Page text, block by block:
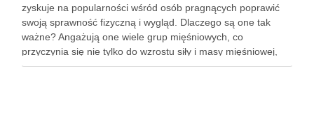
zyskuje na popularności wśród osób pragnących poprawić
swoją sprawność fizyczną i wygląd. Dlaczego są one tak
ważne? Angażują one wiele grup mięśniowych, co
przyczynia się nie tylko do wzrostu siły i masy mięśniowej,
ale także do poprawy postawy ciała oraz wydolności …